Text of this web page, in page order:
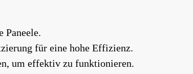
Paneele.
für eine hohe Effizienz.
um effektiv zu funktionieren.